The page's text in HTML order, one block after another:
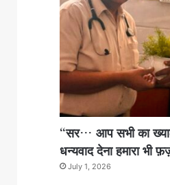
“सर… आप सभी का
धन्यवाद देना हमारा भी
July 1, 2026